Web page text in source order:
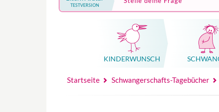
TESTVERSION
KINDER­WUNSCH
Startseite Schwangerschafts-Tagebücher